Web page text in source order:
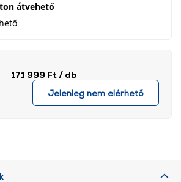
átvehető
171 999 Ft / db
Jelenleg nem elérhető